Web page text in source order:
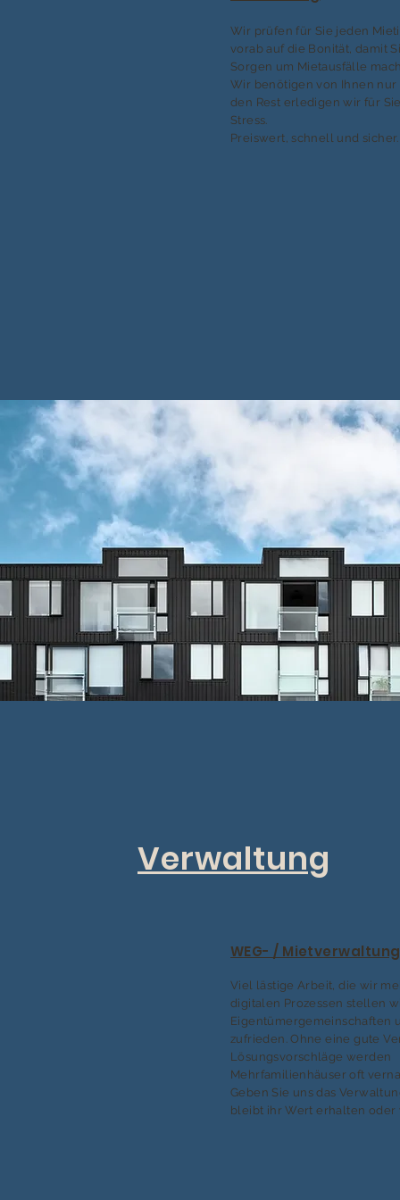
Wir prüfen für Sie jeden
vorab auf die Bonität, damit
Sorgen um Mietausfälle
Wir benötigen von Ihnen nur
den Rest erledigen wir für
Stress.
Preiswert, schnell und sicher.
Verwaltung
WEG- / Mietverwaltung
Viel lästige Arbeit, die wir
digitalen Prozessen stellen
Eigentümergemeinschaften
zufrieden. Ohne eine gute
Lösungsvorschläge werden
Mehrfamilienhäuser oft
Geben Sie uns das
bleibt ihr Wert erhalten oder